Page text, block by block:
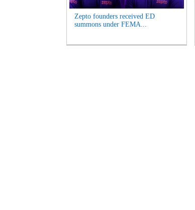
Zepto founders received ED
summons under FEMA...